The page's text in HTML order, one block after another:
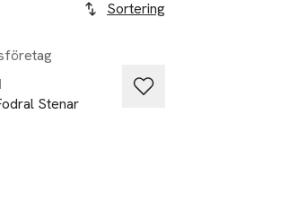
Sortering
Stenar